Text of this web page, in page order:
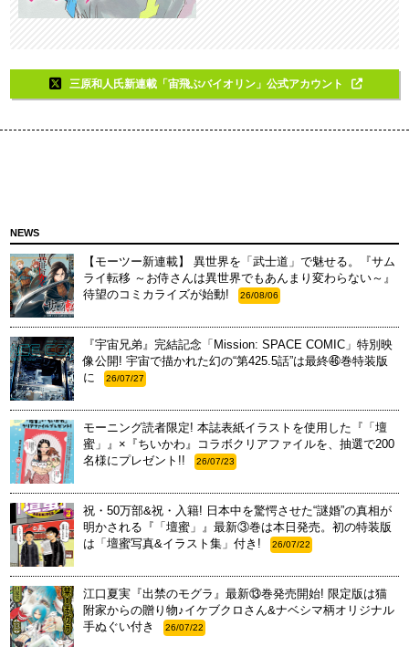
三原和人氏新連載「宙飛ぶバイオリン」公式アカウント
NEWS
【モーツー新連載】 異世界を「武士道」で魅せる。『サム
ライ転移 ～お侍さんは異世界でもあんまり変わらない～』
待望のコミカライズが始動!
26/08/06
『宇宙兄弟』完結記念「Mission: SPACE COMIC」特別映
像公開! 宇宙で描かれた幻の“第425.5話”は最終㊻巻特装版
に
26/07/27
モーニング読者限定! 本誌表紙イラストを使用した『「壇
蜜」』×『ちいかわ』コラボクリアファイルを、抽選で200
名様にプレゼント!!
26/07/23
祝・50万部&祝・入籍! 日本中を驚愕させた“謎婚”の真相が
明かされる『「壇蜜」』最新③巻は本日発売。初の特装版
は「壇蜜写真&イラスト集」付き!
26/07/22
江口夏実『出禁のモグラ』最新⑬巻発売開始! 限定版は猫
附家からの贈り物♪イケブクロさん&ナベシマ柄オリジナル
手ぬぐい付き
26/07/22